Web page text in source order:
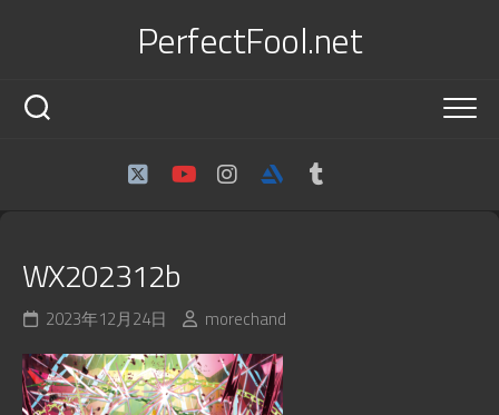
PerfectFool.net
WX202312b
2023年12月24日 morechand